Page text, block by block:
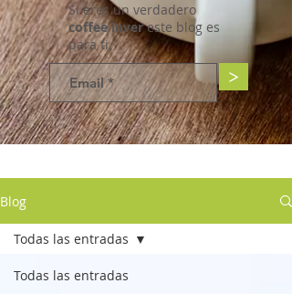
Si eres un verdadero
coffee lovereste blog es
para ti.
>
Blog
Todas las entradas
Todas las entradas